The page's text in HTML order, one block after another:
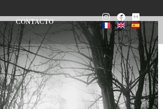
CONTACTO
Instagram
Facebook
Flickr